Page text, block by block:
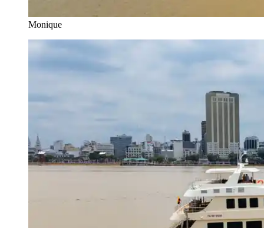
Monique